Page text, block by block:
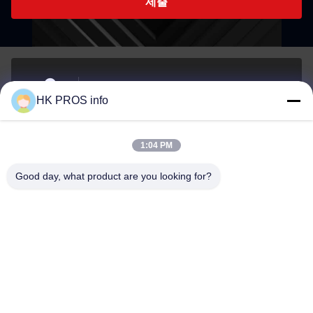
주소
경제 개발 지역, 산헤 지방
이메일
info@chppros.com
HK PROS info
1:04 PM
Good day, what product are you looking for?